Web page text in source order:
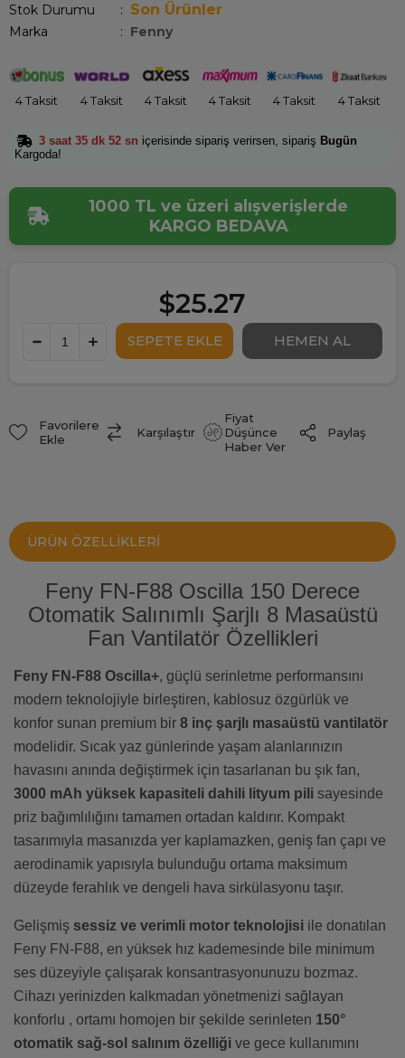
Stok Durumu : Son Ürünler
Marka : Fenny
4 Taksit 4 Taksit 4 Taksit 4 Taksit 4 Taksit 4 Taksit
3 saat 35 dk 52 sn içerisinde sipariş verirsen, sipariş Bugün
Kargoda!
1000 TL ve üzeri alışverişlerde
KARGO BEDAVA
$25.27
Favorilere
Ekle
Karşılaştır
Fiyat
Düşünce
Haber Ver
Paylaş
ÜRÜN ÖZELLIKLERI
Feny FN-F88 Oscilla 150 Derece
Otomatik Salınımlı Şarjlı 8 Masaüstü
Fan Vantilatör Özellikleri
Feny FN-F88 Oscilla+, güçlü serinletme performansını
modern teknolojiyle birleştiren, kablosuz özgürlük ve
konfor sunan premium bir 8 inç şarjlı masaüstü vantilatör
modelidir. Sıcak yaz günlerinde yaşam alanlarınızın
havasını anında değiştirmek için tasarlanan bu şık fan,
3000 mAh yüksek kapasiteli dahili lityum pili sayesinde
priz bağımlılığını tamamen ortadan kaldırır. Kompakt
tasarımıyla masanızda yer kaplamazken, geniş fan çapı ve
aerodinamik yapısıyla bulunduğu ortama maksimum
düzeyde ferahlık ve dengeli hava sirkülasyonu taşır.
Gelişmiş sessiz ve verimli motor teknolojisi ile donatılan
Feny FN-F88, en yüksek hız kademesinde bile minimum
ses düzeyiyle çalışarak konsantrasyonunuzu bozmaz.
Cihazı yerinizden kalkmadan yönetmenizi sağlayan
konforlu , ortamı homojen bir şekilde serinleten 150°
otomatik sağ-sol salınım özelliği ve gece kullanımını